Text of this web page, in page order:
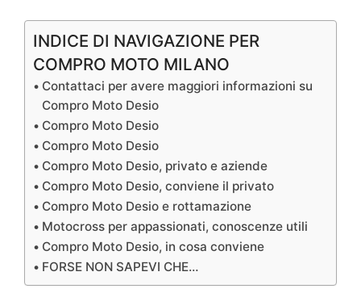
INDICE DI NAVIGAZIONE PER
COMPRO MOTO MILANO
Contattaci per avere maggiori informazioni su
Compro Moto Desio
Compro Moto Desio
Compro Moto Desio
Compro Moto Desio, privato e aziende
Compro Moto Desio, conviene il privato
Compro Moto Desio e rottamazione
Motocross per appassionati, conoscenze utili
Compro Moto Desio, in cosa conviene
FORSE NON SAPEVI CHE…